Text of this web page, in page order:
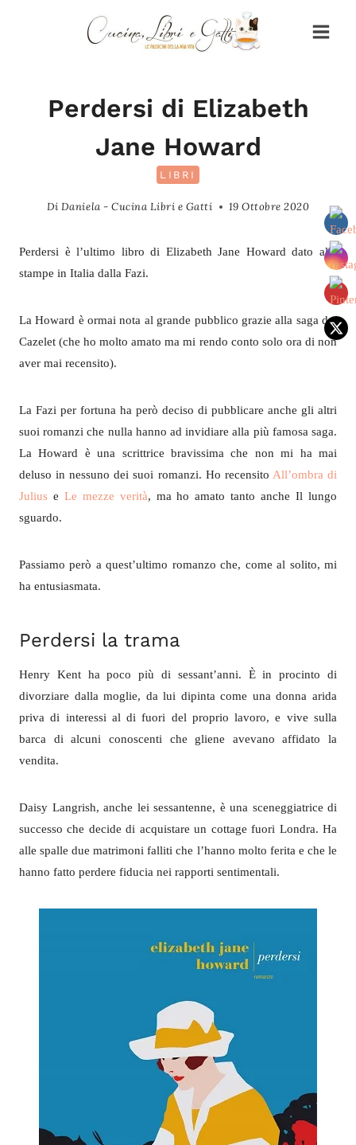
Perdersi di Elizabeth
Jane Howard
LIBRI
Di Daniela - Cucina Libri e Gatti 19 Ottobre 2020
Perdersi è l’ultimo libro di Elizabeth Jane Howard dato alle
stampe in Italia dalla Fazi.
La Howard è ormai nota al grande pubblico grazie alla saga dei
Cazelet (che ho molto amato ma mi rendo conto solo ora di non
aver mai recensito).
La Fazi per fortuna ha però deciso di pubblicare anche gli altri
suoi romanzi che nulla hanno ad invidiare alla più famosa saga.
La Howard è una scrittrice bravissima che non mi ha mai
deluso in nessuno dei suoi romanzi. Ho recensito All’ombra di
Julius e Le mezze verità, ma ho amato tanto anche Il lungo
sguardo.
Passiamo però a quest’ultimo romanzo che, come al solito, mi
ha entusiasmata.
Perdersi la trama
Henry Kent ha poco più di sessant’anni. È in procinto di
divorziare dalla moglie, da lui dipinta come una donna arida
priva di interessi al di fuori del proprio lavoro, e vive sulla
barca di alcuni conoscenti che gliene avevano affidato la
vendita.
Daisy Langrish, anche lei sessantenne, è una sceneggiatrice di
successo che decide di acquistare un cottage fuori Londra. Ha
alle spalle due matrimoni falliti che l’hanno molto ferita e che le
hanno fatto perdere fiducia nei rapporti sentimentali.